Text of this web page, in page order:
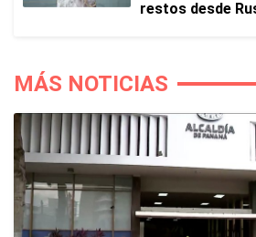
restos desde
MÁS NOTICIAS